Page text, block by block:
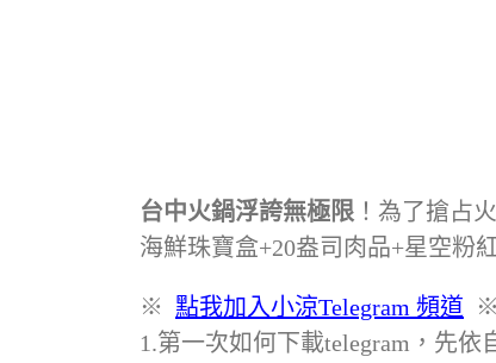
台中火鍋浮誇無極限 ！為了搶占
海鮮珠寶盒+20盎司肉品+星空粉
※ 點我加入小涼Telegram 頻道 ※
1.第一次如何下載telegram，先依